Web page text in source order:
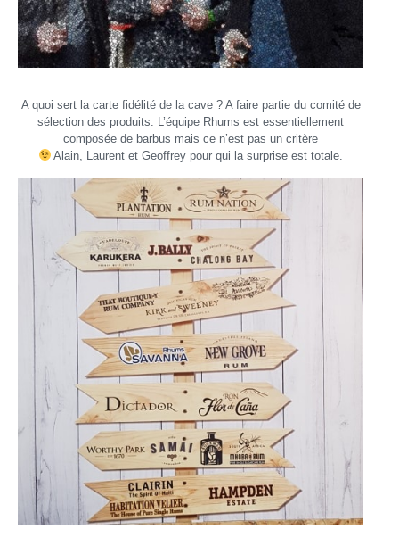
A quoi sert la carte fidélité de la cave ? A faire partie du comité de
sélection des produits. L’équipe Rhums est essentiellement
composée de barbus mais ce n’est pas un critère
Alain, Laurent et Geoffrey pour qui la surprise est totale.